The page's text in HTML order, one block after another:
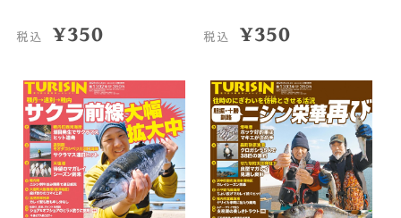
税込 ¥350 税込 ¥350